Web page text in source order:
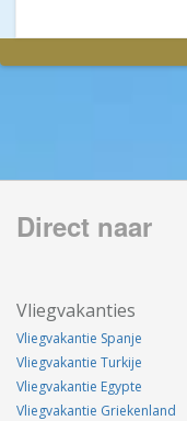
Direct naar
Vliegvakanties
Vliegvakantie Spanje
Vliegvakantie Turkije
Vliegvakantie Egypte
Vliegvakantie Griekenland